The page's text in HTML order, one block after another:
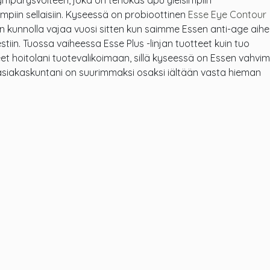
sellaisiin. Kyseessä on probioottinen Esse Eye Contour
kunnolla vajaa vuosi sitten kun saimme Essen anti-age
Tuossa vaiheessa Esse Plus -linjan tuotteet kuin tuo
hoitolani tuotevalikoimaan, sillä kyseessä on Essen
on suurimmaksi osaksi iältään vasta hieman